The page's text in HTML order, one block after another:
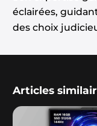
éclairées,
des choix
Articles